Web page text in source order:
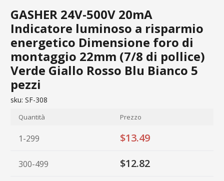
GASHER 24V-500V 20mA
Indicatore luminoso a risparmio
energetico Dimensione foro di
montaggio 22mm (7/8 di pollice)
Verde Giallo Rosso Blu Bianco 5
pezzi
sku: SF-308
Quantità Prezzo
1-299 $13.49
300-499 $12.82